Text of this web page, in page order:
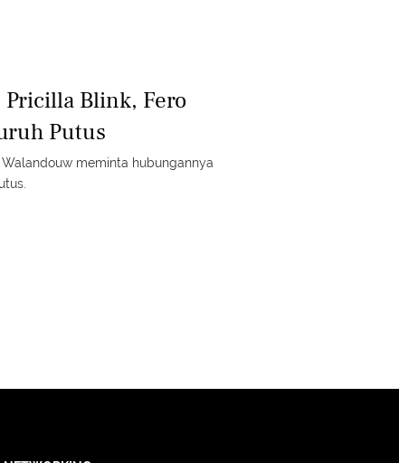
Pricilla Blink, Fero
Putus
meminta hubungannya